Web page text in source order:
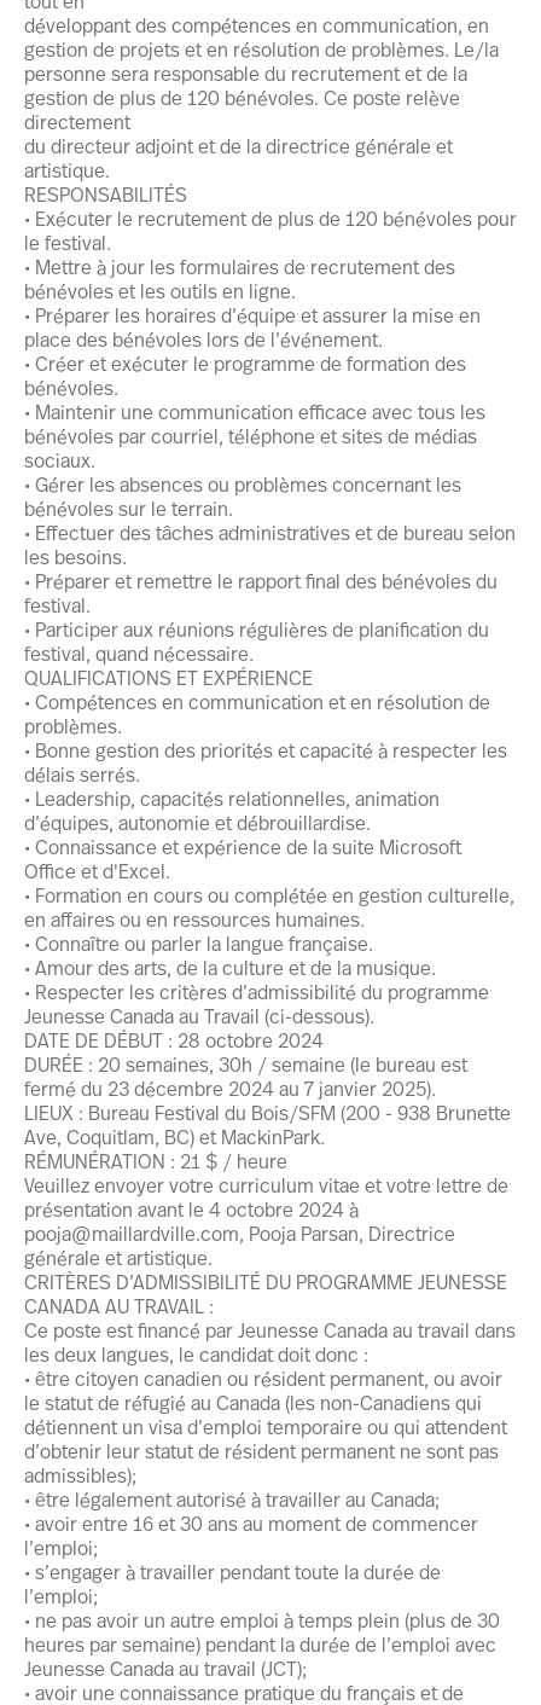
développant des compétences en communication, en
gestion de projets et en résolution de problèmes. Le/la
personne sera responsable du recrutement et de la
gestion de plus de 120 bénévoles. Ce poste relève
directement
du directeur adjoint et de la directrice générale et
artistique.
RESPONSABILITÉS
• Exécuter le recrutement de plus de 120 bénévoles pour
le festival.
• Mettre à jour les formulaires de recrutement des
bénévoles et les outils en ligne.
• Préparer les horaires d’équipe et assurer la mise en
place des bénévoles lors de l’événement.
• Créer et exécuter le programme de formation des
bénévoles.
• Maintenir une communication efficace avec tous les
bénévoles par courriel, téléphone et sites de médias
sociaux.
• Gérer les absences ou problèmes concernant les
bénévoles sur le terrain.
• Effectuer des tâches administratives et de bureau selon
les besoins.
• Préparer et remettre le rapport final des bénévoles du
festival.
• Participer aux réunions régulières de planification du
festival, quand nécessaire.
QUALIFICATIONS ET EXPÉRIENCE
• Compétences en communication et en résolution de
problèmes.
• Bonne gestion des priorités et capacité à respecter les
délais serrés.
• Leadership, capacités relationnelles, animation
d’équipes, autonomie et débrouillardise.
• Connaissance et expérience de la suite Microsoft
Office et d'Excel.
• Formation en cours ou complétée en gestion culturelle,
en affaires ou en ressources humaines.
• Connaître ou parler la langue française.
• Amour des arts, de la culture et de la musique.
• Respecter les critères d’admissibilité du programme
Jeunesse Canada au Travail (ci-dessous).
DATE DE DÉBUT : 28 octobre 2024
DURÉE : 20 semaines, 30h / semaine (le bureau est
fermé du 23 décembre 2024 au 7 janvier 2025).
LIEUX : Bureau Festival du Bois/SFM (200 - 938 Brunette
Ave, Coquitlam, BC) et MackinPark.
RÉMUNÉRATION : 21 $ / heure
Veuillez envoyer votre curriculum vitae et votre lettre de
présentation avant le 4 octobre 2024 à
pooja@maillardville.com, Pooja Parsan, Directrice
générale et artistique.
CRITÈRES D’ADMISSIBILITÉ DU PROGRAMME JEUNESSE
CANADA AU TRAVAIL :
Ce poste est financé par Jeunesse Canada au travail dans
les deux langues, le candidat doit donc :
• être citoyen canadien ou résident permanent, ou avoir
le statut de réfugié au Canada (les non-Canadiens qui
détiennent un visa d’emploi temporaire ou qui attendent
d’obtenir leur statut de résident permanent ne sont pas
admissibles);
• être légalement autorisé à travailler au Canada;
• avoir entre 16 et 30 ans au moment de commencer
l’emploi;
• s’engager à travailler pendant toute la durée de
l’emploi;
• ne pas avoir un autre emploi à temps plein (plus de 30
heures par semaine) pendant la durée de l’emploi avec
Jeunesse Canada au travail (JCT);
• avoir une connaissance pratique du français et de